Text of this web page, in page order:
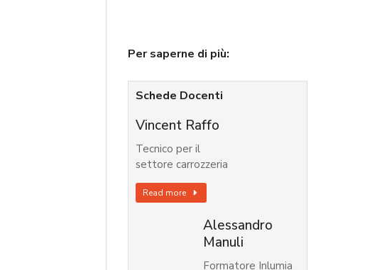
Per saperne di più:
Schede Docenti
Vincent Raffo
Tecnico per il
settore carrozzeria
Read more
Alessandro
Manuli
Formatore Inlumia